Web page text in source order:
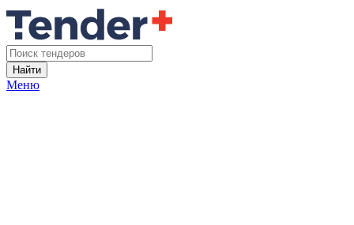
Найти
Меню